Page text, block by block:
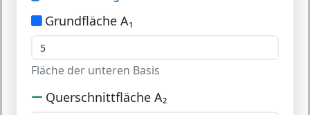
Grundfläche A₁
Fläche der unteren Basis
Querschnittfläche A₂